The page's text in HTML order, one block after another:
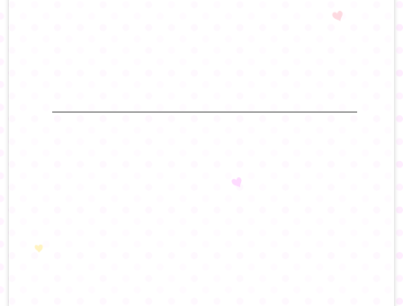
—————————————————————————–